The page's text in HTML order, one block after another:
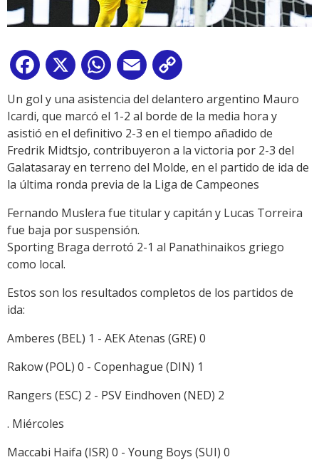
Facebook
X WhatsApp
Email
Link
Un gol y una asistencia del delantero argentino Mauro
Icardi, que marcó el 1-2 al borde de la media hora y
asistió en el definitivo 2-3 en el tiempo añadido de
Fredrik Midtsjo, contribuyeron a la victoria por 2-3 del
Galatasaray en terreno del Molde, en el partido de ida de
la última ronda previa de la Liga de Campeones
Fernando Muslera fue titular y capitán y Lucas Torreira
fue baja por suspensión.
Sporting Braga derrotó 2-1 al Panathinaikos griego
como local.
Estos son los resultados completos de los partidos de
ida:
Amberes (BEL) 1 - AEK Atenas (GRE) 0
Rakow (POL) 0 - Copenhague (DIN) 1
Rangers (ESC) 2 - PSV Eindhoven (NED) 2
. Miércoles
Maccabi Haifa (ISR) 0 - Young Boys (SUI) 0